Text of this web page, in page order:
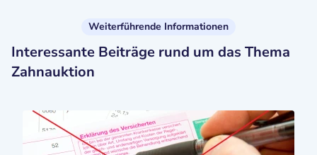
Weiterführende Informationen
Interessante Beiträge rund um das Thema
Zahnauktion